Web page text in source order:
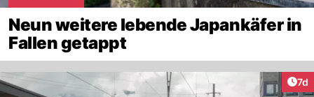
Neun weitere lebende Japankäfer in
Fallen getappt
7d